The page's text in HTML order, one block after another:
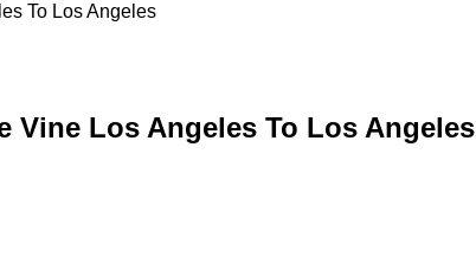
To Los Angeles
Vine Los Angeles To Los Angeles